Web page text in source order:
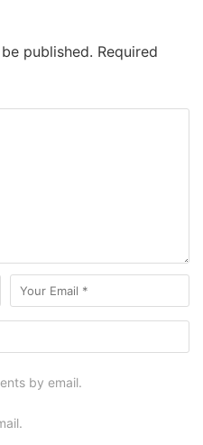
published. Required
by email.